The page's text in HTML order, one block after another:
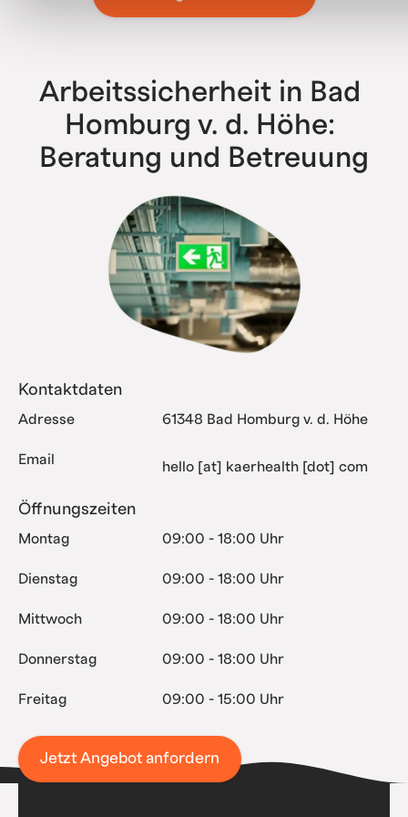
bis zu Konzernen mit über 500 Niederlassungen – wir
Arbeitssicherheit in Bad
Homburg v. d. Höhe:
Beratung und Betreuung
Kontaktdaten
Adresse 61348 Bad Homburg v. d. Höhe
Email hello [at] kaerhealth [dot] com
Öffnungszeiten
Montag 09:00 - 18:00 Uhr
Dienstag 09:00 - 18:00 Uhr
Mittwoch 09:00 - 18:00 Uhr
Donnerstag 09:00 - 18:00 Uhr
Freitag 09:00 - 15:00 Uhr
Jetzt Angebot anfordern